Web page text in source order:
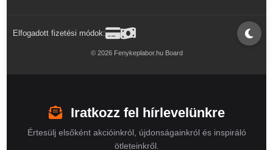
Elfogadott fizetési módok:
© 2026 Fenykeplabor.hu Board
Iratkozz fel hírlevelünkre
Értesülj elsőként akcióinkról, újdonságainkról és inspiráló
ötleteinkről.